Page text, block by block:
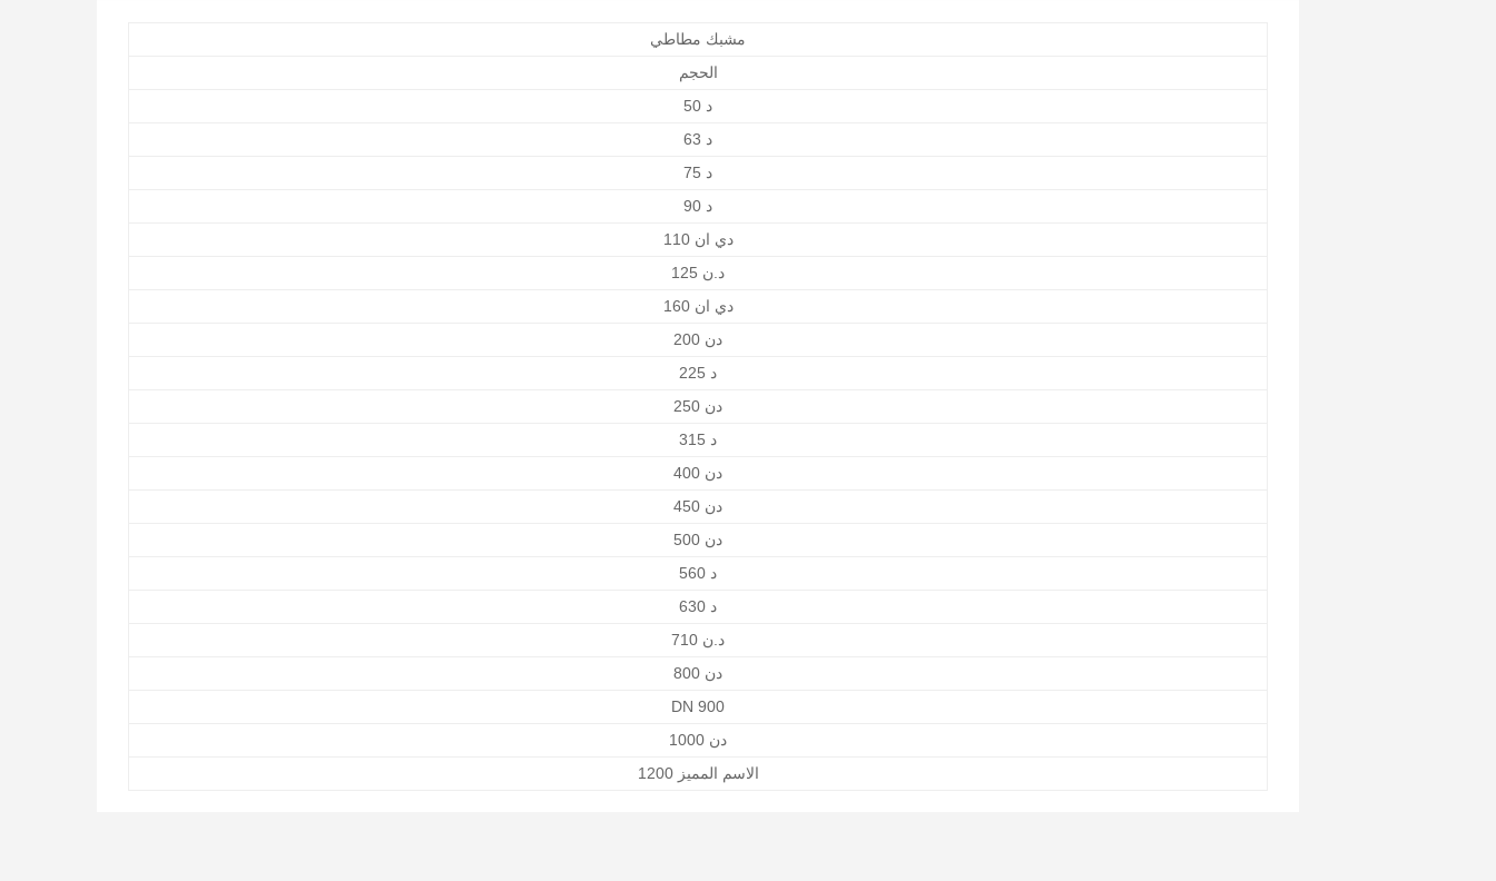
مشبك مطاطي
الحجم
د 50
د 63
د 75
د 90
دي ان 110
د.ن 125
دي ان 160
دن 200
د 225
دن 250
د 315
دن 400
دن 450
دن 500
د 560
د 630
د.ن 710
دن 800
DN 900
دن 1000
الاسم المميز 1200